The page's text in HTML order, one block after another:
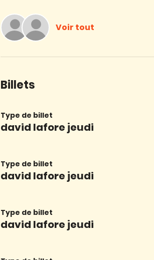
Voir tout
Billets
Type de billet
david lafore jeudi
Type de billet
david lafore jeudi
Type de billet
david lafore jeudi